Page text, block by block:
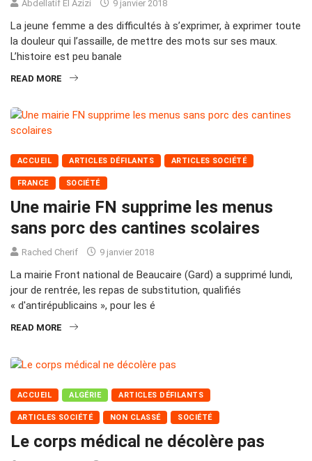
Abdellatif El Azizi 9 janvier 2018
La jeune femme a des difficultés à s’exprimer, à exprimer toute
la douleur qui l’assaille, de mettre des mots sur ses maux.
L’histoire est peu banale
READ MORE
ACCUEIL ARTICLES DÉFILANTS ARTICLES SOCIÉTÉ
FRANCE SOCIÉTÉ
Une mairie FN supprime les menus
sans porc des cantines scolaires
Rached Cherif 9 janvier 2018
La mairie Front national de Beaucaire (Gard) a supprimé lundi,
jour de rentrée, les repas de substitution, qualifiés
« d'antirépublicains », pour les é
READ MORE
ACCUEIL ALGÉRIE ARTICLES DÉFILANTS
ARTICLES SOCIÉTÉ NON CLASSÉ SOCIÉTÉ
Le corps médical ne décolère pas